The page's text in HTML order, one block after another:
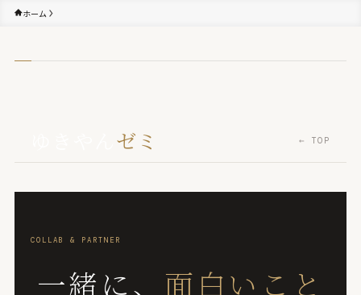
ホーム
ゼミ ← TOP
COLLAB & PARTNER
一緒に、 面白いこと